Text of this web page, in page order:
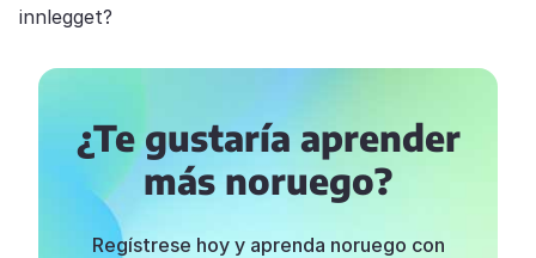
innlegget?
¿Te gustaría aprender
más noruego?
Regístrese hoy y aprenda noruego con